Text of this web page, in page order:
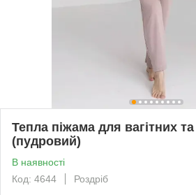
Тепла піжама для вагітних
(пудровий)
В наявності
Код: 4644
Роздріб